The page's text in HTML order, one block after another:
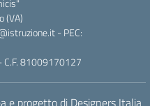
(VA)
- PEC:
C.F. 81009170127
e progetto di Designers Italia